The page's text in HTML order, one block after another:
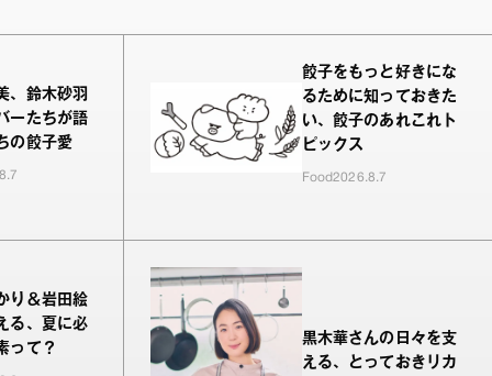
、鈴木砂羽
ーたちが語
の餃子愛
餃子をもっと好きにな
るために知っておきた
い、餃子のあれこれト
ピックス
Food2026.8.7
り＆岩田絵
る、夏に必
って？
黒木華さんの日々を支
える、とっておきリカ